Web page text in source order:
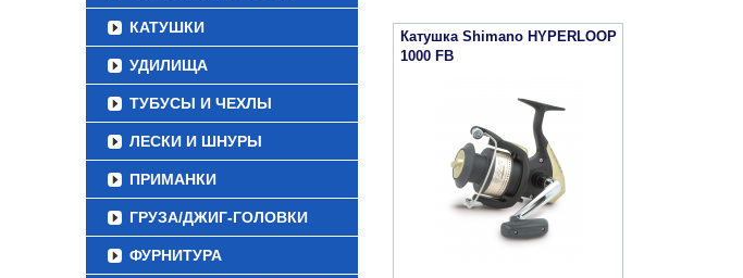
КАТУШКИ
УДИЛИЩА
ТУБУСЫ И ЧЕХЛЫ
ЛЕСКИ И ШНУРЫ
ПРИМАНКИ
ГРУЗА/ДЖИГ-ГОЛОВКИ
ФУРНИТУРА
Катушка Shimano HYPERLOOP
1000 FB